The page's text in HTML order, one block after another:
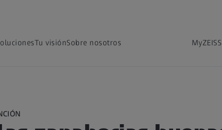
Tu visiónSobre nosotros